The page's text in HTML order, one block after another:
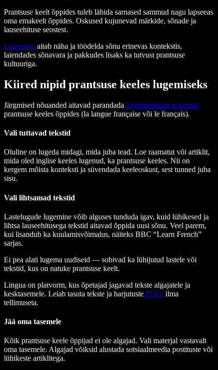
Prantsuse keelt õppides tuleb läbida sarnased sammud nagu lapseeas
oma emakeelt õppides. Oskused kujunevad märkide, sõnade ja
lauseehituse seostest.
Lugemine aitab näha ja töödelda sõnu erinevas kontekstis,
laiendades sõnavara ja pakkudes lisaks ka tutvust prantsuse
kultuuriga.
Kiired nipid prantsuse keeles lugemiseks
Järgmised nõuanded aitavad parandada lugemisoskust ja kiirust
prantsuse keeles õppides (la langue française või le français).
Vali tuttavad tekstid
Oluline on lugeda midagi, mida juba tead. Loe raamatut või artiklit,
mida oled inglise keeles lugenud, ka prantsuse keeles. Nii on
kergem mõista konteksti ja süvendada keeleoskust, sest tunned juba
sisu.
Vali lihtsamad tekstid
Lastelugude lugemine võib alguses tunduda igav, kuid lühikesed ja
lihtsa lauseehitusega tekstid aitavad õppida uusi sõnu. Veel parem,
kui lisandub ka kuulamisvõimalus, näiteks BBC “Learn French”
sarjas.
Ei pea alati lugema uudiseid — sobivad ka lühijutud lastele või
tekstid, kus on natuke prantsuse keelt.
Lingua on platvorm, kus õpetajad jagavad tekste algajatele ja
kesktasemele. Leiab tasuta tekste ja harjutuste PDFe ilma
tellimuseta.
Jää oma tasemele
Kõik prantsuse keele õppijad ei ole algajad. Vali materjal vastavalt
oma tasemele. Algajad võiksid alustada sotsiaalmeedia postituste või
lühikeste artiklitega.